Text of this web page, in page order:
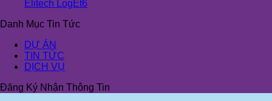
Elitech LogEt6
Danh Mục Tin Tức
DỰ ÁN
TIN TỨC
DỊCH VỤ
Đăng Ký Nhận Thông Tin